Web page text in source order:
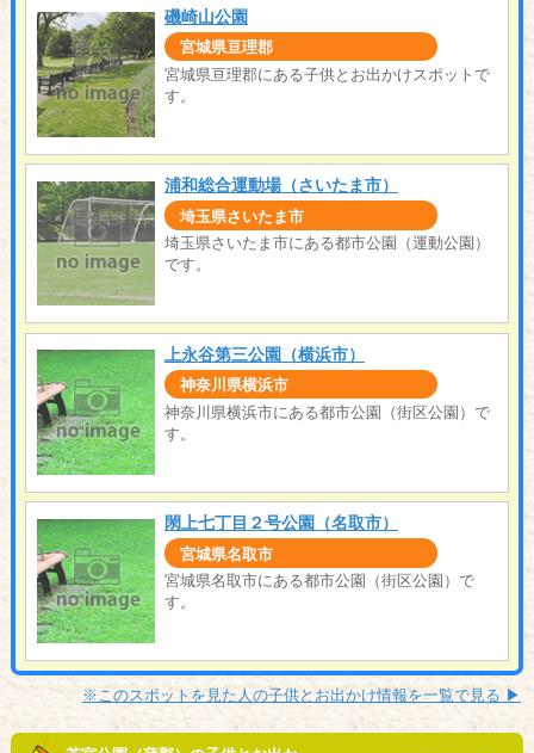
磯崎山公園
宮城県亘理郡
宮城県亘理郡にある子供とお出かけスポットで
す。
浦和総合運動場（さいたま市）
埼玉県さいたま市
埼玉県さいたま市にある都市公園（運動公園）
です。
上永谷第三公園（横浜市）
神奈川県横浜市
神奈川県横浜市にある都市公園（街区公園）で
す。
閖上七丁目２号公園（名取市）
宮城県名取市
宮城県名取市にある都市公園（街区公園）で
す。
※このスポットを見た人の子供とお出かけ情報を一覧で見る ▶︎